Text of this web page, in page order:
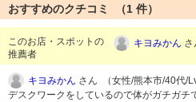
おすすめのクチコミ （1 件）
このお店・スポットの
推薦者
キヨみかん さ
キヨみかん さん （女性/熊本市/40代/
デスクワークをしているので体がガチガ